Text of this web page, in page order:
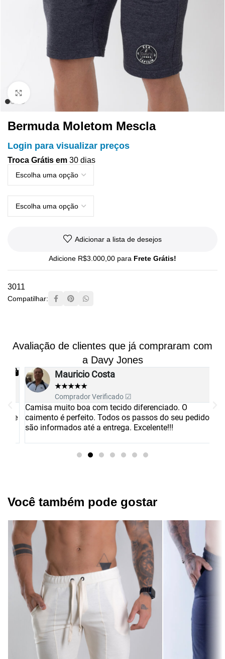
Clique para ampliar
Bermuda Moletom Mescla
Login para visualizar preços
Troca Grátis em 30 dias
Adicionar a lista de desejos
Adicione R$3.000,00 para Frete Grátis!
3011
Compatilhar:
Avaliação de clientes que já compraram com
a Davy Jones
Mauricio Costa
★ ★★★★
Comprador Verificado ☑
Camisa muito boa com tecido diferenciado. O
caimento é perfeito. Todos os passos do seu pedido
são informados até a entrega. Excelente!!!
Você também pode gostar​